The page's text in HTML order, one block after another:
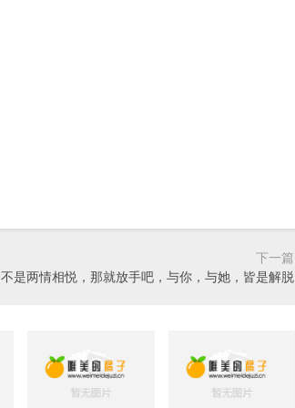
下一篇
不是两情相悦，那就放手吧，与你，与她，皆是解脱